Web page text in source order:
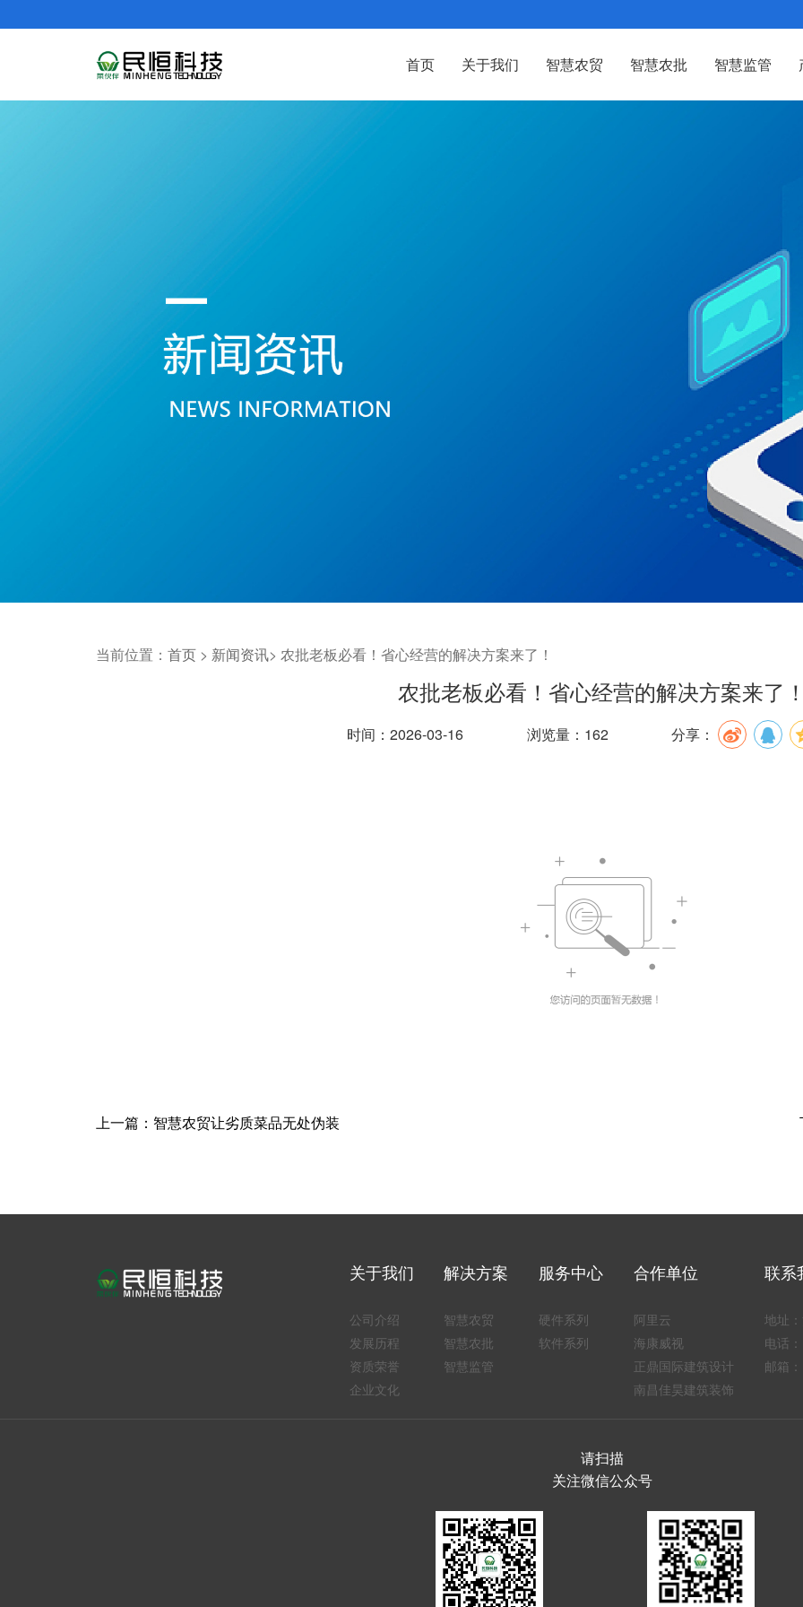
首页 关于我们 智慧农贸 智慧农批 智慧监管
当前位置： 首页 > 新闻资讯> 农批老板必看！省心经营的解决方案来了！
农批老板必看！省心经营的解决方案来了
时间：2026-03-16 浏览量：162 分享：
上一篇：智慧农贸让劣质菜品无处伪装
关于我们
公司介绍
发展历程
资质荣誉
企业文化
解决方案
智慧农贸
智慧农批
智慧监管
服务中心
硬件系列
软件系列
合作单位
阿里云
海康威视
正鼎国际建筑设计
南昌佳昊建筑装饰
联系
地址
电话
邮箱
请扫描
关注微信公众号